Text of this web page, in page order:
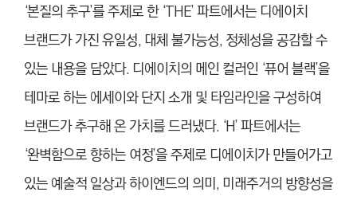
‘본질의 추구’를 주제로 한 ‘THE’ 파트에서는 디에이치
브랜드가 가진 유일성, 대체 불가능성, 정체성을 공감할 수
있는 내용을 담았다. 디에이치의 메인 컬러인 ‘퓨어 블랙’을
테마로 하는 에세이와 단지 소개 및 타임라인을 구성하여
브랜드가 추구해 온 가치를 드러냈다. ‘H’ 파트에서는
‘완벽함으로 향하는 여정’을 주제로 디에이치가 만들어가고
있는 예술적 일상과 하이엔드의 의미, 미래주거의 방향성을